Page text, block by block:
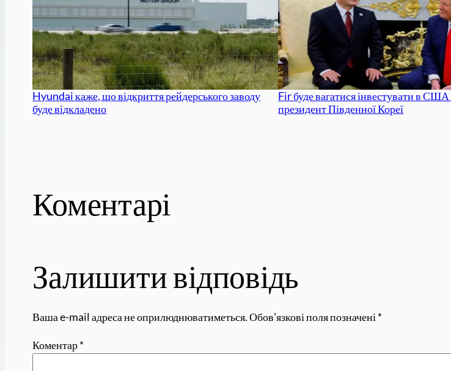
Hyundai каже, що відкриття рейдерського заводу
буде відкладено
Fir буде вагатися інвестувати в США
президент Південної Кореї
Коментарі
Залишити відповідь
Ваша e-mail адреса не оприлюднюватиметься. Обов’язкові поля позначені*
Коментар*